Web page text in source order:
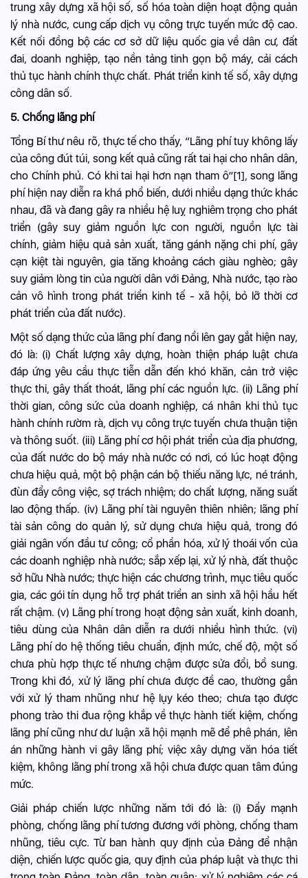
trung xây dựng xã hội số, số hóa toàn diện hoạt động quản
lý nhà nước, cung cấp dịch vụ công trực tuyến mức độ cao.
Kết nối đồng bộ các cơ sở dữ liệu quốc gia về dân cư, đất
đai, doanh nghiệp, tạo nền tảng tinh gọn bộ máy, cải cách
thủ tục hành chính thực chất. Phát triển kinh tế số, xây dựng
công dân số.
5. Chống lãng phí
Tổng Bí thư nêu rõ, thực tế cho thấy, “Lãng phí tuy không lấy
của công đút túi, song kết quả cũng rất tai hại cho nhân dân,
cho Chính phủ. Có khi tai hại hơn nạn tham ô”[1], song lãng
phí hiện nay diễn ra khá phổ biến, dưới nhiều dạng thức khác
nhau, đã và đang gây ra nhiều hệ luỵ nghiêm trọng cho phát
triển (gây suy giảm nguồn lực con người, nguồn lực tài
chính, giảm hiệu quả sản xuất, tăng gánh nặng chi phí, gây
cạn kiệt tài nguyên, gia tăng khoảng cách giàu nghèo; gây
suy giảm lòng tin của người dân với Đảng, Nhà nước, tạo rào
cản vô hình trong phát triển kinh tế - xã hội, bỏ lỡ thời cơ
phát triển của đất nước).
Một số dạng thức của lãng phí đang nổi lên gay gắt hiện nay,
đó là: (i) Chất lượng xây dựng, hoàn thiện pháp luật chưa
đáp ứng yêu cầu thực tiễn dẫn đến khó khăn, cản trở việc
thực thi, gây thất thoát, lãng phí các nguồn lực. (ii) Lãng phí
thời gian, công sức của doanh nghiệp, cá nhân khi thủ tục
hành chính rườm rà, dịch vụ công trực tuyến chưa thuận tiện
và thông suốt. (iii) Lãng phí cơ hội phát triển của địa phương,
của đất nước do bộ máy nhà nước có nơi, có lúc hoạt động
chưa hiệu quả, một bộ phận cán bộ thiếu năng lực, né tránh,
đùn đẩy công việc, sợ trách nhiệm; do chất lượng, năng suất
lao động thấp. (iv) Lãng phí tài nguyên thiên nhiên; lãng phí
tài sản công do quản lý, sử dụng chưa hiệu quả, trong đó
giải ngân vốn đầu tư công; cổ phần hóa, xử lý thoái vốn của
các doanh nghiệp nhà nước; sắp xếp lại, xử lý nhà, đất thuộc
sở hữu Nhà nước; thực hiện các chương trình, mục tiêu quốc
gia, các gói tín dụng hỗ trợ phát triển an sinh xã hội hầu hết
rất chậm. (v) Lãng phí trong hoạt động sản xuất, kinh doanh,
tiêu dùng của Nhân dân diễn ra dưới nhiều hình thức. (vi)
Lãng phí do hệ thống tiêu chuẩn, định mức, chế độ, một số
chưa phù hợp thực tế nhưng chậm được sửa đổi, bổ sung.
Trong khi đó, xử lý lãng phí chưa được đề cao, thường gắn
với xử lý tham nhũng như hệ lụy kéo theo; chưa tạo được
phong trào thi đua rộng khắp về thực hành tiết kiệm, chống
lãng phí cũng như dư luận xã hội mạnh mẽ để phê phán, lên
án những hành vi gây lãng phí; việc xây dựng văn hóa tiết
kiệm, không lãng phí trong xã hội chưa được quan tâm đúng
mức.
Giải pháp chiến lược những năm tới đó là: (i) Đẩy mạnh
phòng, chống lãng phí tương đương với phòng, chống tham
nhũng, tiêu cực. Từ ban hành quy định của Đảng để nhận
diện, chiến lược quốc gia, quy định của pháp luật và thực thi